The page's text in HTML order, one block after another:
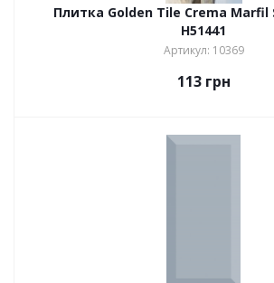
Плитка Golden Tile Crema Marfil
Н51441
Артикул: 10369
113грн